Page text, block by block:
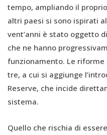
tempo, ampliando il
altri paesi si sono ispirati
vent’anni è stato oggetto
che ne hanno
funzionamento. Le
tre, a cui si aggiunge
Reserve, che incide
sistema.
Quello che rischia di